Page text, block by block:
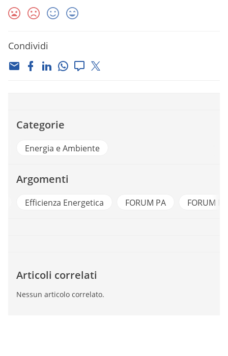
Condividi
Categorie
Energia e Ambiente
Argomenti
Efficienza Energetica FORUM PA FORUM
Articoli correlati
Nessun articolo correlato.